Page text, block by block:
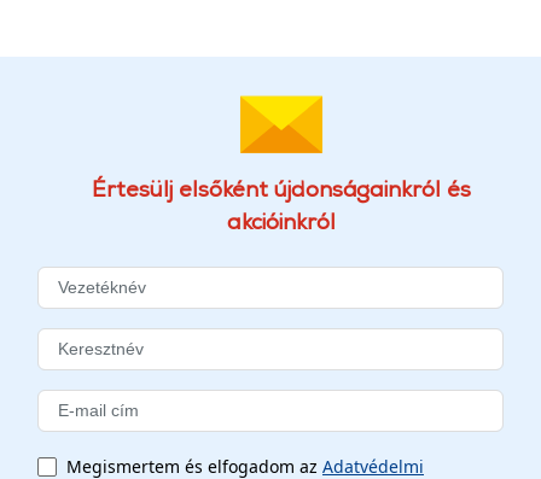
Értesülj elsőként újdonságainkról és
akcióinkról
Megismertem és elfogadom az Adatvédelmi